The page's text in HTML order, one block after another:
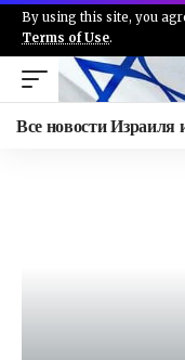
By using this site, you
Terms of Use.
Все новости Израиля